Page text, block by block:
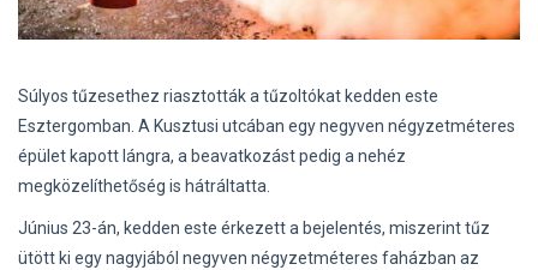
Súlyos tűzesethez riasztották a tűzoltókat kedden este
Esztergomban. A Kusztusi utcában egy negyven négyzetméteres
épület kapott lángra, a beavatkozást pedig a nehéz
megközelíthetőség is hátráltatta.
Június 23-án, kedden este érkezett a bejelentés, miszerint tűz
ütött ki egy nagyjából negyven négyzetméteres faházban az